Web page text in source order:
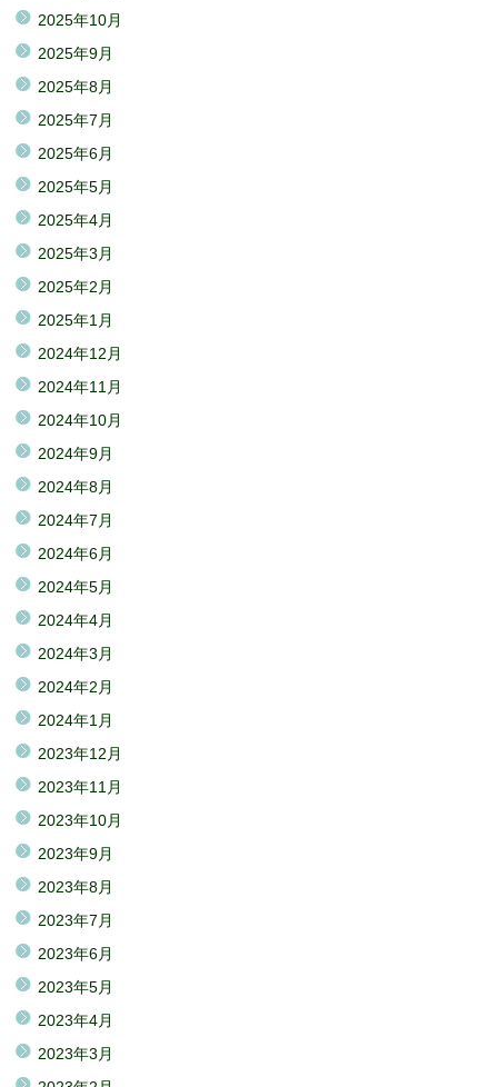
2025年10月
2025年9月
2025年8月
2025年7月
2025年6月
2025年5月
2025年4月
2025年3月
2025年2月
2025年1月
2024年12月
2024年11月
2024年10月
2024年9月
2024年8月
2024年7月
2024年6月
2024年5月
2024年4月
2024年3月
2024年2月
2024年1月
2023年12月
2023年11月
2023年10月
2023年9月
2023年8月
2023年7月
2023年6月
2023年5月
2023年4月
2023年3月